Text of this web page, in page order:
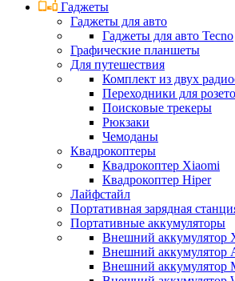
Гаджеты
Гаджеты для авто
Гаджеты для авто Tecno
Графические планшеты
Для путешествия
Комплект из двух
Переходники для
Поисковые трекеры
Рюкзаки
Чемоданы
Квадрокоптеры
Квадрокоптер Xiaomi
Квадрокоптер Hiper
Лайфстайл
Портативная зарядная
Портативные аккумуляторы
Внешний аккумулятор
Внешний аккумулятор
Внешний аккумулятор